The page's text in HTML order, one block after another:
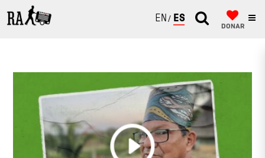
ENGLISH
ESPAÑOL
DONAR